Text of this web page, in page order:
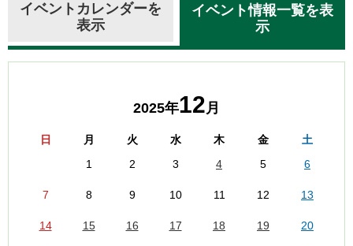
イベントカレンダーを
表示
イベント情報一覧を表
示
2025年12月
日 月 火 水 木 金
土
1
2 3 4 5 6
7 8 9 10 11 12 13
14 15 16 17 18 19 20